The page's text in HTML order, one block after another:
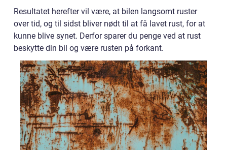
Resultatet herefter vil være, at bilen langsomt ruster
over tid, og til sidst bliver nødt til at få lavet rust, for at
kunne blive synet. Derfor sparer du penge ved at rust
beskytte din bil og være rusten på forkant.